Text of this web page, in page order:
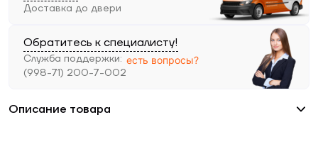
Доставка до двери
Обратитесь к специалисту!
Служба поддержки:
(998-71) 200-7-002
есть вопросы?
Описание товара